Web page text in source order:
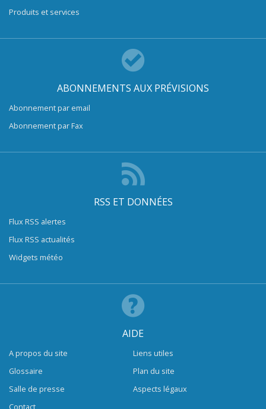
Produits et services
ABONNEMENTS AUX PRÉVISIONS
Abonnement par email
Abonnement par Fax
RSS ET DONNÉES
Flux RSS alertes
Flux RSS actualités
Widgets météo
AIDE
A propos du site
Glossaire
Salle de presse
Contact
Liens utiles
Plan du site
Aspects légaux